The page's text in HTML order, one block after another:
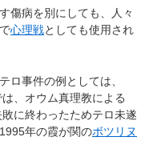
傷病を別にしても、人々
心理戦としても使用され
ロ事件の例としては、
は、オウム真理教による
敗に終わったためテロ未遂
年の霞が関のボツリヌ